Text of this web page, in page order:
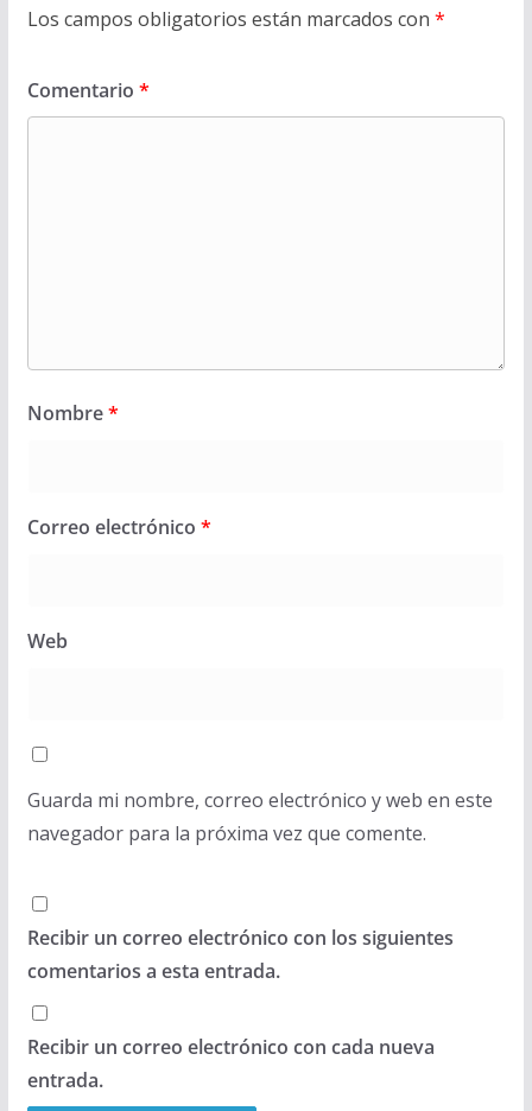
Los campos obligatorios están marcados con *
Comentario *
Nombre*
Correo electrónico *
Web
Guarda mi nombre, correo electrónico y web en este
navegador para la próxima vez que comente.
Recibir un correo electrónico con los siguientes
comentarios a esta entrada.
Recibir un correo electrónico con cada nueva
entrada.